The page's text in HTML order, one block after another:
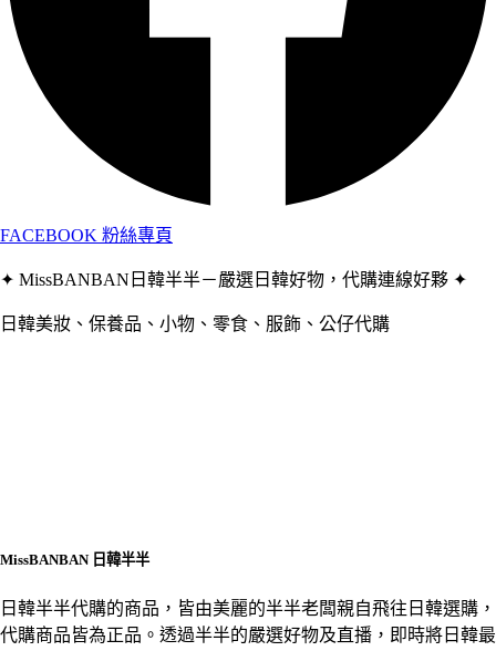
FACEBOOK 粉絲專頁
✦ MissBANBAN日韓半半－嚴選日韓好物，代購連線好夥 ✦
日韓美妝、保養品、小物、零食、服飾、公仔代購
MissBANBAN 日韓半半
日韓半半代購的商品，皆由美麗的半半老闆親自飛往日韓選購，
代購商品皆為正品。透過半半的嚴選好物及直播，即時將日韓最